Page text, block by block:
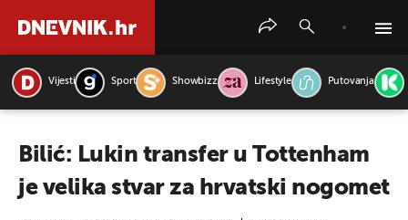
Vijesti Sport Showbizz Lifestyle Putovanja
Bilić: Lukin transfer u Tottenham
je velika stvar za hrvatski nogomet
PRETRAŽITE VIJESTI